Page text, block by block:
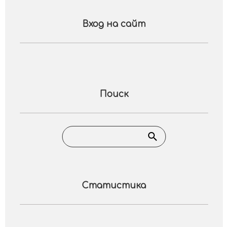
Вход на сайт
Поиск
Статистика